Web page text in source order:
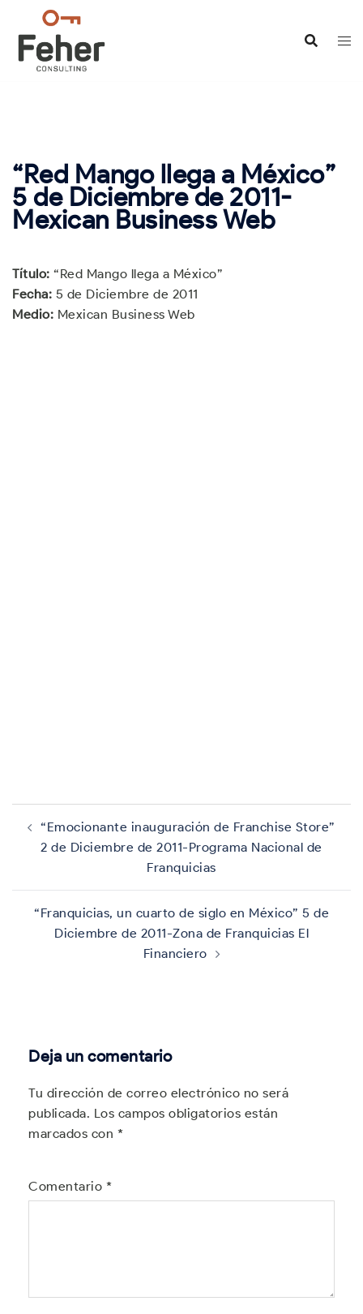
contenido
“Red Mango llega a México”
5 de Diciembre de 2011-
Mexican Business Web
Título: “Red Mango llega a México”
Fecha: 5 de Diciembre de 2011
Medio: Mexican Business Web
Navegación
de
entradas
“Emocionante inauguración de Franchise Store”
2 de Diciembre de 2011-Programa Nacional de
Franquicias
“Franquicias, un cuarto de siglo en México” 5 de
Diciembre de 2011-Zona de Franquicias El
Financiero
Deja un comentario
Tu dirección de correo electrónico no será
publicada. Los campos obligatorios están
marcados con *
Comentario *